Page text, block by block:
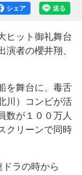
送る
シェア
ヒット御礼舞台
者の櫻井翔、
を舞台に、毒舌
川）コンビが活
数が１００万人
クリーンで同時
ラの時から